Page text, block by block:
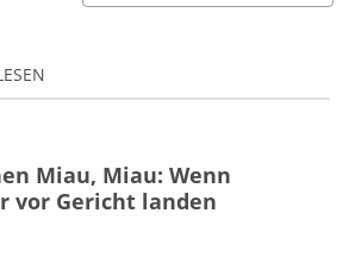
Miau, Miau: Wenn
vor Gericht landen